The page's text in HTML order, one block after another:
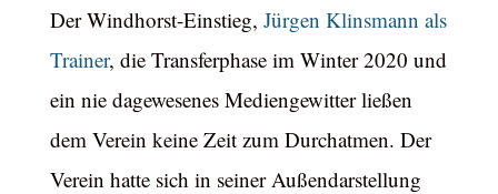
Der Windhorst-Einstieg, Jürgen Klinsmann als
Trainer, die Transferphase im Winter 2020 und
ein nie dagewesenes Mediengewitter ließen
dem Verein keine Zeit zum Durchatmen. Der
Verein hatte sich in seiner Außendarstellung